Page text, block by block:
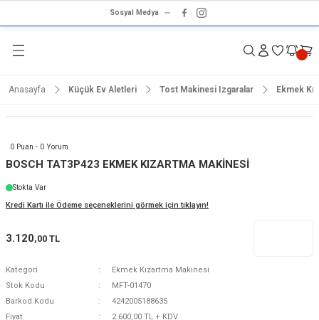
Sosyal Medya
Geri Dön
Geri Dön
Geri Dön
Ürünleri
Geri Dön
& Ses Sistemleri
Geri Dön
Geri Dön
Geri Dön
Anasayfa Küçük Ev Aletleri Tost Makinesi Izgaralar Ekmek
0 Puan - 0 Yorum
BOSCH TAT3P423 EKMEK KIZARTMA MAKİNESİ
Stokta Var
Kredi Kartı ile Ödeme seçeneklerini görmek için tıklayın!
3.120,00 TL
Kategori
Ekmek Kızartma Makinesi
Stok Kodu
MFT-01470
Barkod Kodu
4242005188635
Fiyat
2.600,00 TL + KDV